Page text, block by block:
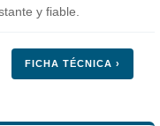
y fiable.
FICHA TÉCNICA ›